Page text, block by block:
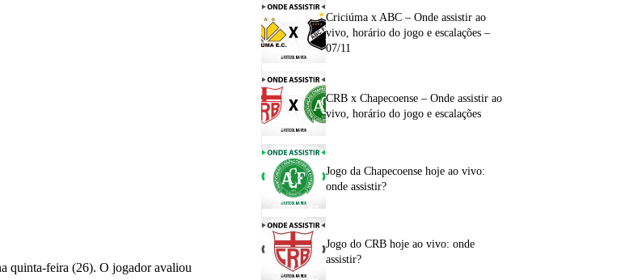
quinta-feira (26). O jogador avaliou
Criciúma x ABC – Onde assistir ao
vivo, horário do jogo e escalações –
07/11
CRB x Chapecoense – Onde assistir ao
vivo, horário do jogo e escalações
Jogo da Chapecoense hoje ao vivo:
onde assistir?
Jogo do CRB hoje ao vivo: onde
assistir?